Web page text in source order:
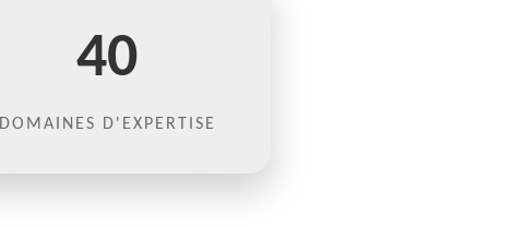
40
DOMAINES D'EXPERTISE